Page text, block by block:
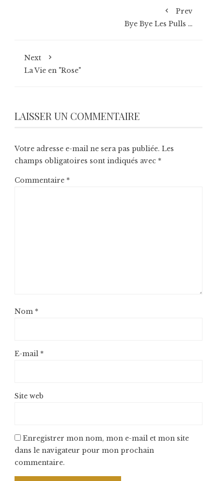
Prev
Bye Bye Les Pulls …
Next
La Vie en "Rose"
LAISSER UN COMMENTAIRE
Votre adresse e-mail ne sera pas publiée. Les
champs obligatoires sont indiqués avec *
Commentaire *
Nom *
E-mail *
Site web
Enregistrer mon nom, mon e-mail et mon site
dans le navigateur pour mon prochain
commentaire.